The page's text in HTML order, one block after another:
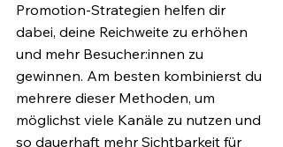
Promotion-Strategien helfen dir
dabei, deine Reichweite zu erhöhen
und mehr Besucher:innen zu
gewinnen. Am besten kombinierst du
mehrere dieser Methoden, um
möglichst viele Kanäle zu nutzen und
so dauerhaft mehr Sichtbarkeit für